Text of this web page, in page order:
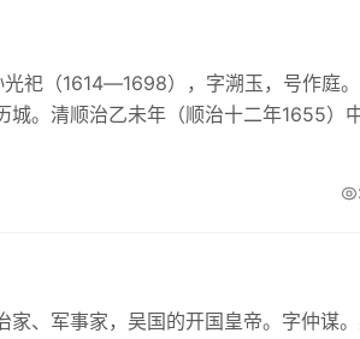
祀（1614―1698），字溯玉，号作庭
城。清顺治乙未年（顺治十二年1655）
、军事家，吴国的开国皇帝。字仲谋